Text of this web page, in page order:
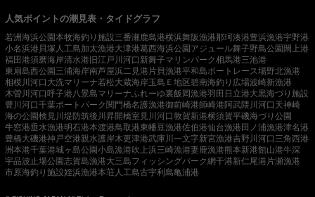
人気ポイントの潮見表・タイドグラフ
若洲海浜公園本牧海釣り施設三番瀬 鹿島港横浜舞阪漁港那珂湊港豊浜漁港宇野港
小名浜港 貝塚人工島加太漁港大津港葛西海浜公園アジュール舞子野島公園閖上港
福田港須磨海岸清水港 旧江戸川河口 新舞子マリンパーク相馬港三池港
東扇島西公園三浦海岸南芦屋浜二見港 片貝漁港平和島ボートレース場野北漁港
相模川河口 大洗マリーナ若松大蔵海岸玉島Ｅ地区碧南海釣り広場波崎新漁港
木曽川河口呼子港 八景島マリーナふれーゆ裏飯岡漁港羽田 日立港大黒海づり施設
豊川河口千葉ポートパーク関門橋名護漁港御前崎港師崎港阿武隈川河口 天神崎
海の公園検見川堤防筑後川昇開橋室見川河口敦賀新港横須賀平磯海づり公園
牛窓港垂水漁港明石港本渡港鳥取港東幡豆漁港佐伯港仙台漁港田ノ浦漁港津名港
豊橋大磯港神戸空港親水護岸木更津港武庫川一文字新宮漁港吉野川河口 三角西港
洲本港千葉港城ヶ島公園小島漁港吹上浜三崎漁港妻鹿漁港熊本新港館山港牛深
宇品波止場公園志賀島漁港大三島フィッシングパーク網干港新仁尾港 片瀬漁港
市原海釣り施設姪浜漁港本荘人工島古宇利島亀浦港